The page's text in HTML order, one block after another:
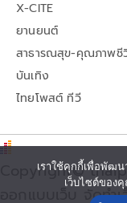
X-CITE
ยานยนต์
สาธารณสุข-คุณภาพชี
บันเทิง
ไทยโพสต์ ทีวี
Copyright©
ออกแบบเว็บ จัดท
เราใช้คุกกี้เพื่อพัฒ
เว็บไซต์ของ